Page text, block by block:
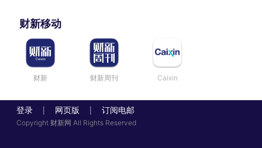
财新移动
财新 财新周刊 Caixin
登录 网页版 订阅电邮
Copyright 财新网 All Rights Reserved